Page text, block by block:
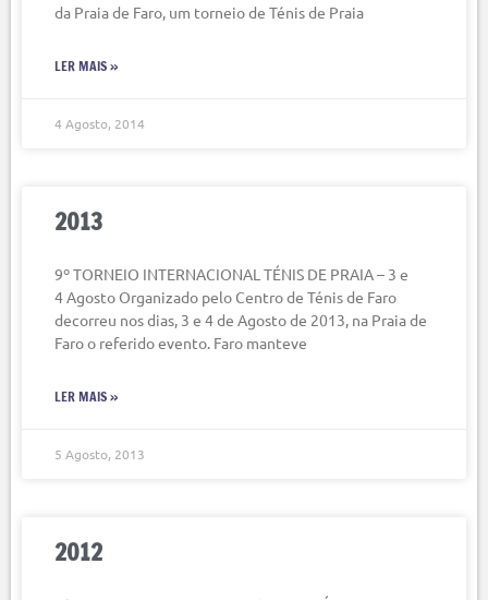
da Praia de Faro, um torneio de Ténis de Praia
LER MAIS »
4 Agosto, 2014
2013
9º TORNEIO INTERNACIONAL TÉNIS DE PRAIA – 3 e
4 Agosto Organizado pelo Centro de Ténis de Faro
decorreu nos dias, 3 e 4 de Agosto de 2013, na Praia de
Faro o referido evento. Faro manteve
LER MAIS »
5 Agosto, 2013
2012